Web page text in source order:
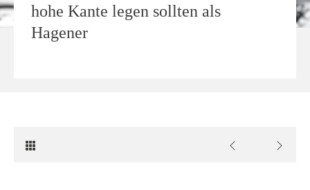
hohe Kante legen sollten als
Hagener